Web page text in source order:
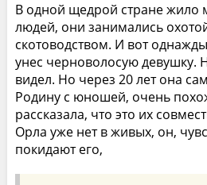
В одной щедрой стране жило
людей, они занимались
скотоводством. И вот
унес черноволосую девушку.
видел. Но через 20 лет она
Родину с юношей, очень
рассказала, что это их
Орла уже нет в живых, он,
покидают его,